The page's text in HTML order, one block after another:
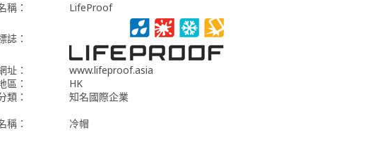
稱： LifeProof
誌：
址：
www.lifeproof.asia
區：
HK
類：
知名國際企業
稱：
冷帽